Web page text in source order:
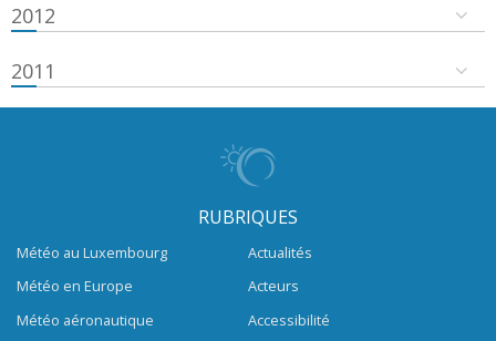
2012
2011
RUBRIQUES
Météo au Luxembourg
Météo en Europe
Météo aéronautique
Actualités
Acteurs
Accessibilité